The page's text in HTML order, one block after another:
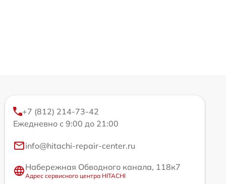
+7 (812) 214-73-42
Ежедневно с 9:00 до 21:00
info@hitachi-repair-center.ru
Набережная Обводного канала, 118к7
Адрес сервисного центра HITACHI